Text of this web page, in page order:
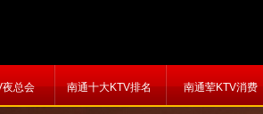
夜总会 南通十大KTV排名 南通荤KTV消费